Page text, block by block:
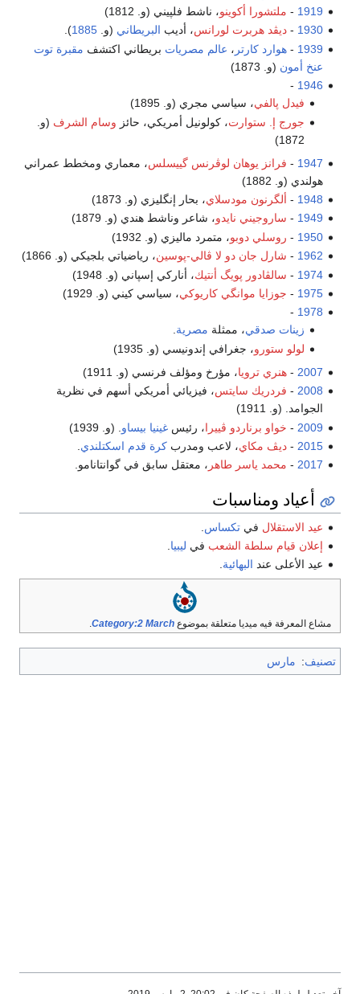
1919
- ملتشورا أكوينو، ناشط فلپيني (و. 1812)
1930
-ديڤد هربرت لورانس، أديب البريطاني (و.1885
).
1939
-هوارد كارتر ، عالم مصريات بريطاني اكتشف مقبرة توت
عنخ أمون (و. 1873)
1946
-
فيدل پالفي، سياسي مجري (و. 1895)
جورج إ. ستوارت، كولونيل أمريكي، حائز وسام الشرف (و.
1872)
1947
- فرانز يوهان لوڤرنس گييسلس، معماري ومخطط عمراني
هولندي (و. 1882)
1948
- ألگرنون مودسلاي، بحار إنگليزي (و. 1873)
1949
- ساروجيني نايدو، شاعر وناشط هندي (و. 1879)
1950
- روسلي دوبو، متمرد ماليزي (و. 1932)
1962
- شارل جان دو لا ڤالي-پوسين، رياضياتي بلجيكي (و. 1866)
1974
- سالڤادور پويگ أنتيك، أناركي إسپاني (و. 1948)
1975
- جوزايا موانگي كاريوكي، سياسي كيني (و. 1929)
1978
-
زينات صدقي، ممثلة مصرية.
لولو ستورو، جغرافي إندونيسي (و. 1935)
2007
-هنري ترويا، مؤرخ ومؤلف فرنسي (و. 1911)
2008
- فردريك سايتس، فيزيائي أمريكي أسهم في نظرية
الجوامد. (و. 1911)
2009
- خواو برناردو ڤييرا، رئيسغينيا بيساو . (و. 1939)
2015
-ديڤ مكاي، لاعب ومدربكرة قدم اسكتلندي
2017
- محمد ياسر طاهر ، معتقل سابق في گوانتانامو.
أعياد ومناسبات
عيد الاستقلال فيتكساس
إعلان قيام سلطة الشعب في ليبيا
عيد الأعلى عند البهائية.
مشاع المعرفة فيه ميديا متعلقة بموضوعCategory:2 March
تصنيف: مارس